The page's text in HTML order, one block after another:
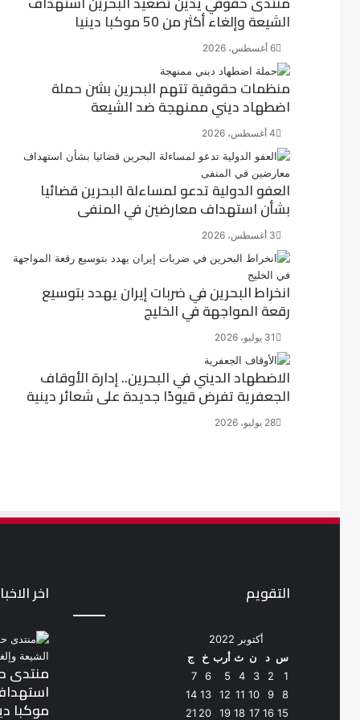
الشيعة وإلغاء أكثر من 50 موكبا دينيا
6 أغسطس، 2026
منظمات حقوقية تتهم البحرين بشن حملة
اضطهاد ديني ممنهجة ضد الشيعة
4 أغسطس، 2026
العفو الدولية تدعو لمساءلة البحرين قضائيا
بشأن استهداف معارضين في المنفى
3 أغسطس، 2026
انخراط البحرين في ضربات إيران يهدد بتوسيع
رقعة المواجهة في الخليج
31 يوليو، 2026
الاضطهاد الديني في البحرين.. إدارة الأوقاف
الجعفرية تفرض قيودًا جديدة على شعائر دينية
28 يوليو، 2026
اخر
منتدى
موكبا
التقويم
أكتوبر 2022
س د ن ث أرب خ
ج
1
2
3
4
5
6
7
8
9
10
11
12
13
14
15
16
17
18
19
20
21